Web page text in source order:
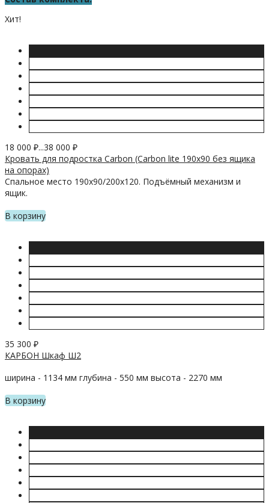
Хит!
18 000 ₽...38 000 ₽
Кровать для подростка Carbon (Carbon lite 190х90 без ящика
на опорах)
Спальное место 190х90/200х120. Подъёмный механизм и
ящик.
В корзину
35 300 ₽
КАРБОН Шкаф Ш2
ширина - 1134 мм глубина - 550 мм высота - 2270 мм
В корзину